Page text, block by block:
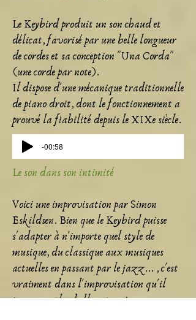
Le Keybird produit un son chaud et
délicat, favorisé par une belle longueur
de cordes et sa conception "Una Corda"
(une corde par note).
Il dispose d'une mécanique traditionnelle
de piano droit, dont le fonctionnement a
prouvé la fiabilité depuis le XIXe siècle.
-00:58
Le son dans son intimité
Voici une improvisation par Simon
Eskildsen. Bien que le Keybird puisse
s'adapter à n'importe quel style de
musique, duclassique aux musiques
actuelles en passant par le jazz... ,c'est
vraiment dans l'improvisation qu'il
trouve sa plus belle expression.